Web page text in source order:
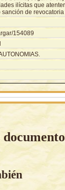
ilícitas que
de
154089